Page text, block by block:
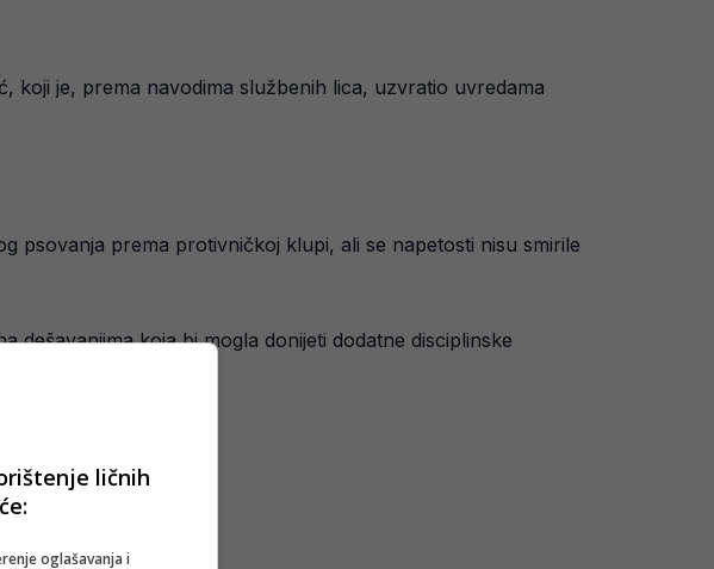
koji je, prema navodima službenih lica, uzvratio uvredama
psovanja prema protivničkoj klupi, ali se napetosti nisu smirile
dešavanjima koja bi mogla donijeti dodatne disciplinske
ličnih
oglašavanja i